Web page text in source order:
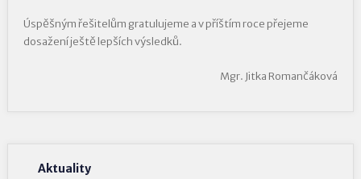
Úspěšným řešitelům gratulujeme a v příštím roce přejeme
dosažení ještě lepších výsledků.
Mgr. Jitka Romančáková
Aktuality